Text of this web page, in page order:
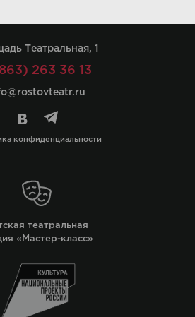
Театральная, 1
263 36 13
конфиденциальности
театральная
«Мастер-класс»